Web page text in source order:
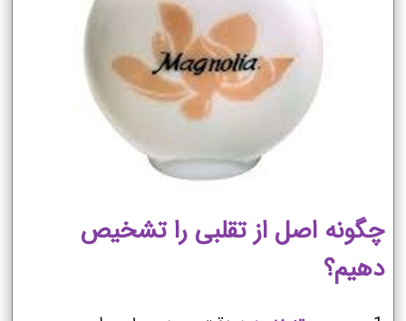
چگونه اصل از تقلبی را تشخیص
دهیم؟